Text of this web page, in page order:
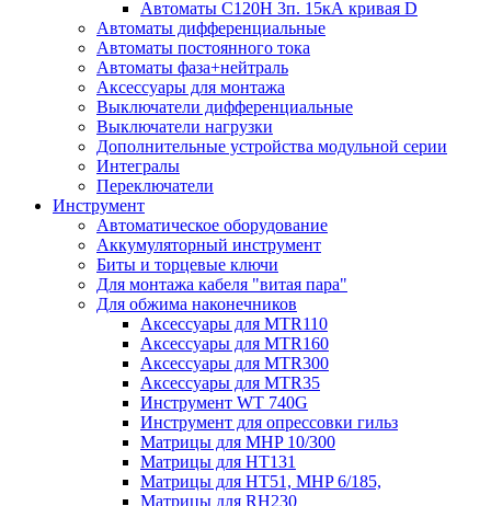
Автоматы С120Н 3п. 15кА кривая D
Автоматы дифференциальные
Автоматы постоянного тока
Автоматы фаза+нейтраль
Аксессуары для монтажа
Выключатели дифференциальные
Выключатели нагрузки
Дополнительные устройства модульной серии
Интегралы
Переключатели
Инструмент
Автоматическое оборудование
Аккумуляторный инструмент
Биты и торцевые ключи
Для монтажа кабеля "витая пара"
Для обжима наконечников
Аксессуары для MTR110
Аксессуары для MTR160
Аксессуары для MTR300
Аксессуары для MTR35
Инструмент WT 740G
Инструмент для опрессовки гильз
Матрицы для MHP 10/300
Матрицы для НТ131
Матрицы для НТ51, MHP 6/185,
Матрицы для RH230